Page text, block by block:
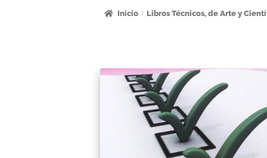
Inicio¡Bienvenido al apartado para
La empresa Libros Mi cuenta
Sumate a la comunidad Artcombo
Inicio Libros Técnicos, de Arte y